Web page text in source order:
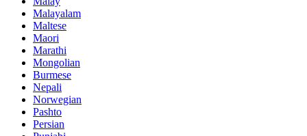
Malayalam
Maltese
Maori
Marathi
Mongolian
Burmese
Nepali
Norwegian
Pashto
Persian